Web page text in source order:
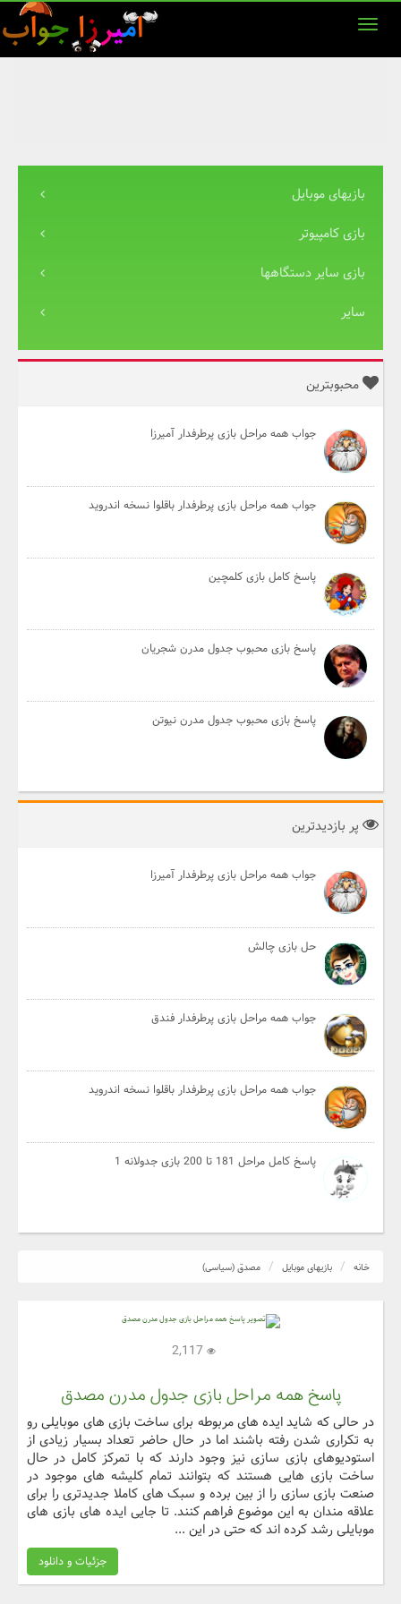
بازیهای موبایل
بازی کامپیوتر
بازی سایر دستگاهها
سایر
محبوبترین
جواب همه مراحل بازی پرطرفدار آمیرزا
جواب همه مراحل بازی پرطرفدار باقلوا نسخه اندروید
پاسخ کامل بازی کلمچین
پاسخ بازی محبوب جدول مدرن شجریان
پاسخ بازی محبوب جدول مدرن نیوتن
پر بازدیدترین
جواب همه مراحل بازی پرطرفدار آمیرزا
حل بازی چالش
جواب همه مراحل بازی پرطرفدار فندق
جواب همه مراحل بازی پرطرفدار باقلوا نسخه اندروید
پاسخ کامل مراحل 181 تا 200 بازی جدولانه 1
خانه بازیهای موبایل مصدق (سیاسی)
پاسخ همه مراحل بازی جدول مدرن مصدق
در حالی که شاید ایده های مربوطه برای ساخت بازی های موبایلی رو
به تکراری شدن رفته باشند اما در حال حاضر تعداد بسیار زیادی از
استودیوهای بازی سازی نیز وجود دارند که با تمرکز کامل در حال
ساخت بازی هایی هستند که بتوانند تمام کلیشه های موجود در
صنعت بازی سازی را از بین برده و سبک های کاملا جدیدتری را برای
علاقه مندان به این موضوع فراهم کنند. تا جایی ایده های بازی های
موبایلی رشد کرده اند که حتی در این ...
جزئیات و دانلود